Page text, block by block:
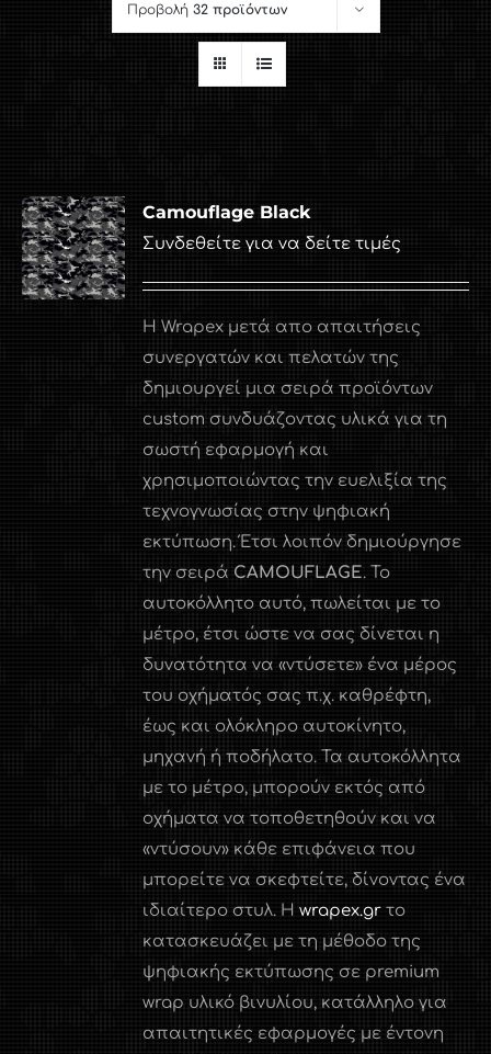
Προβολή 32 προϊόντων
Camouflage Black
Συνδεθείτε για να δείτε τιμές
Η Wrapex μετά απο απαιτήσεις
συνεργατών και πελατών της
δημιουργεί μια σειρά προϊόντων
custom συνδυάζοντας υλικά για τη
σωστή εφαρμογή και
χρησιμοποιώντας την ευελιξία της
τεχνογνωσίας στην ψηφιακή
εκτύπωση. Έτσι λοιπόν δημιούργησε
την σειρά CAMOUFLAGE. Το
αυτοκόλλητο αυτό, πωλείται με το
μέτρο, έτσι ώστε να σας δίνεται η
δυνατότητα να «ντύσετε» ένα μέρος
του οχήματός σας π.χ. καθρέφτη,
έως και ολόκληρο αυτοκίνητο,
μηχανή ή ποδήλατο. Τα αυτοκόλλητα
με το μέτρο, μπορούν εκτός από
οχήματα να τοποθετηθούν και να
«ντύσουν» κάθε επιφάνεια που
μπορείτε να σκεφτείτε, δίνοντας ένα
ιδιαίτερο στυλ. Ηwrapex.gr το
κατασκευάζει με τη μέθοδο της
ψηφιακής εκτύπωσης σε premium
wrap υλικό βινυλίου, κατάλληλο για
απαιτητικές εφαρμογές με έντονη